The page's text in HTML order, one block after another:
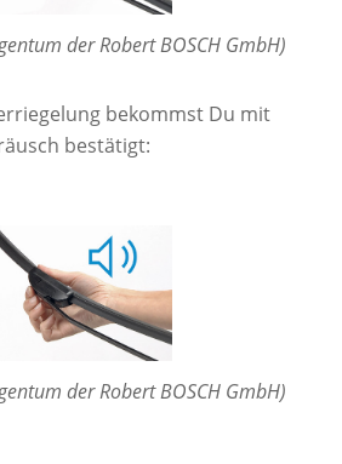
der Robert BOSCH GmbH)
bekommst Du mit
bestätigt:
der Robert BOSCH GmbH)